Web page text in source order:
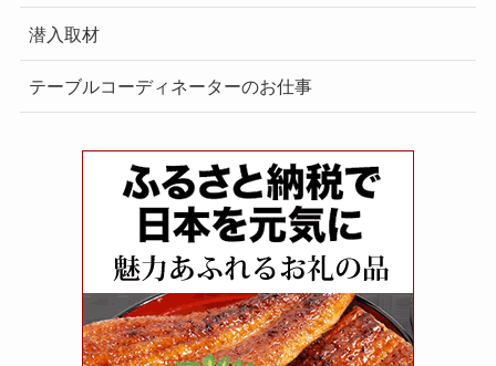
潜入取材
テーブルコーディネーターのお仕事